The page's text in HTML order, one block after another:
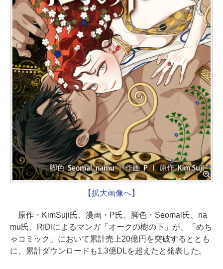
【拡大画像へ】
原作・KimSuji氏、漫画・P氏、脚色・Seomal氏、na
mu氏、RIDIによるマンガ「オークの樹の下」が、「めち
ゃコミック」において累計売上20億円を突破するととも
に、累計ダウンロードも1.3億DLを超えたと発表した。